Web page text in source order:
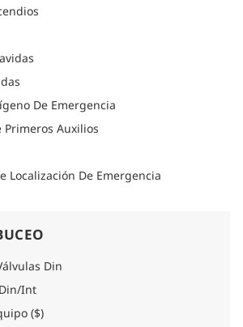
snorkel y observación de la vida
de Noruega.
noruega, calidez y aventura, el M/S
experiencia ártica donde la
sección de logística de cada itinerario
detallada sobre cómo llegar.
De Emergencia
Primeros Auxilios
Localización De Emergencia
Din
Int
($)